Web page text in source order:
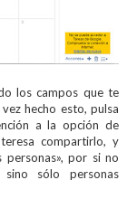
los campos que te
hecho esto, pulsa
a la opción de
compartirlo, y
por si no
sino sólo personas